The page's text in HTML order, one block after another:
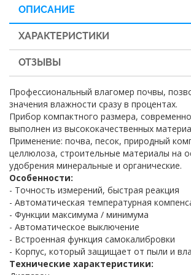
ОПИСАНИЕ
ХАРАКТЕРИСТИКИ
ОТЗЫВЫ
Профессиональный влагомер почвы,
значения влажности сразу в процентах.
Прибор компактного размера,
выполнен из высококачественных
Применение: почва, песок, природный
целлюлоза, строительные материалы на
удобрения минеральные и органические.
Особенности:
- Точность измерений, быстрая реакция
- Автоматическая температурная
- Функции максимума / минимума
- Автоматическое выключение
- Встроенная функция самокалибровки
- Корпус, который защищает от пыли и
Технические характеристики: